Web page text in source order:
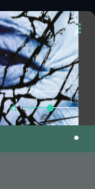
1.0
x1
-15 +15